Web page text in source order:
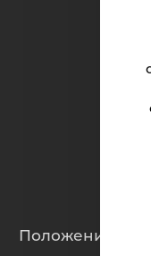
Положение о